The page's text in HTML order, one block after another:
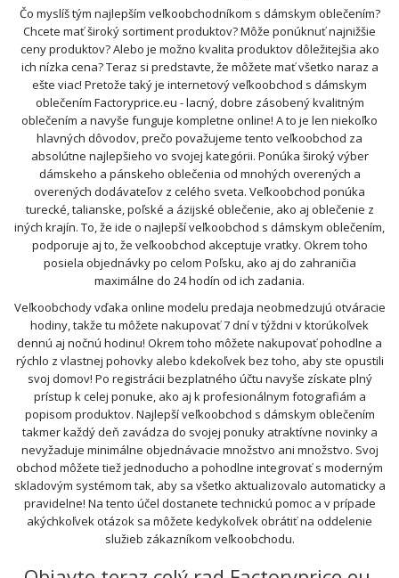
Čo myslíš tým najlepším veľkoobchodníkom s dámskym oblečením?
Chcete mať široký sortiment produktov? Môže ponúknuť najnižšie
ceny produktov? Alebo je možno kvalita produktov dôležitejšia ako
ich nízka cena? Teraz si predstavte, že môžete mať všetko naraz a
ešte viac! Pretože taký je internetový veľkoobchod s dámskym
oblečením Factoryprice.eu - lacný, dobre zásobený kvalitným
oblečením a navyše funguje kompletne online! A to je len niekoľko
hlavných dôvodov, prečo považujeme tento veľkoobchod za
absolútne najlepšieho vo svojej kategórii. Ponúka široký výber
dámskeho a pánskeho oblečenia od mnohých overených a
overených dodávateľov z celého sveta. Veľkoobchod ponúka
turecké, talianske, poľské a ázijské oblečenie, ako aj oblečenie z
iných krajín. To, že ide o najlepší veľkoobchod s dámskym oblečením,
podporuje aj to, že veľkoobchod akceptuje vratky. Okrem toho
posiela objednávky po celom Poľsku, ako aj do zahraničia
maximálne do 24 hodín od ich zadania.
Veľkoobchody vďaka online modelu predaja neobmedzujú otváracie
hodiny, takže tu môžete nakupovať 7 dní v týždni v ktorúkoľvek
dennú aj nočnú hodinu! Okrem toho môžete nakupovať pohodlne a
rýchlo z vlastnej pohovky alebo kdekoľvek bez toho, aby ste opustili
svoj domov! Po registrácii bezplatného účtu navyše získate plný
prístup k celej ponuke, ako aj k profesionálnym fotografiám a
popisom produktov. Najlepší veľkoobchod s dámskym oblečením
takmer každý deň zavádza do svojej ponuky atraktívne novinky a
nevyžaduje minimálne objednávacie množstvo ani množstvo. Svoj
obchod môžete tiež jednoducho a pohodlne integrovať s moderným
skladovým systémom tak, aby sa všetko aktualizovalo automaticky a
pravidelne! Na tento účel dostanete technickú pomoc a v prípade
akýchkoľvek otázok sa môžete kedykoľvek obrátiť na oddelenie
služieb zákazníkom veľkoobchodu.